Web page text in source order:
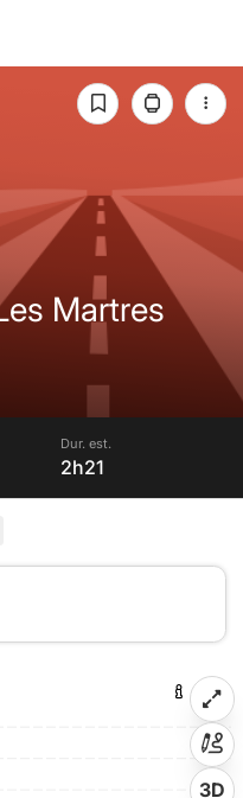
Martres
Dur. est.
2h21
3D